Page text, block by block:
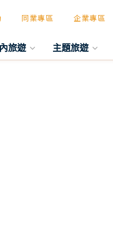
同業專區 企業專區
旅遊 主題旅遊